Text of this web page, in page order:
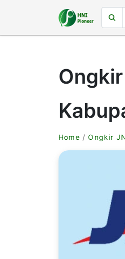
Home /Ongkir